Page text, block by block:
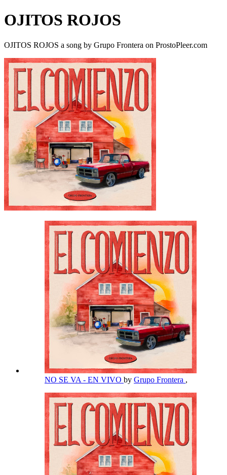
OJITOS ROJOS
OJITOS ROJOS a song by Grupo Frontera on ProstoPleer.com
NO SE VA - EN VIVO by Grupo Frontera ,